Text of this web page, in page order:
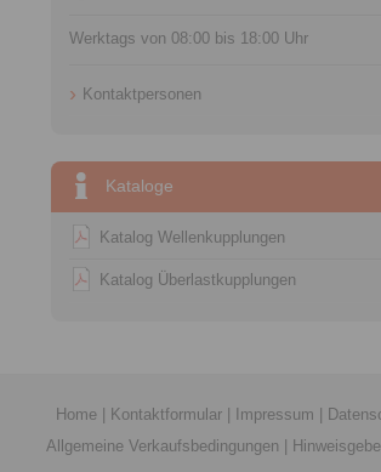
Werktags von 08:00 bis 18:00 Uhr
Kontaktpersonen
Kataloge
Katalog Wellenkupplungen
Katalog Überlastkupplungen
Home| Kontaktformular| Impressum
Allgemeine Verkaufsbedingungen